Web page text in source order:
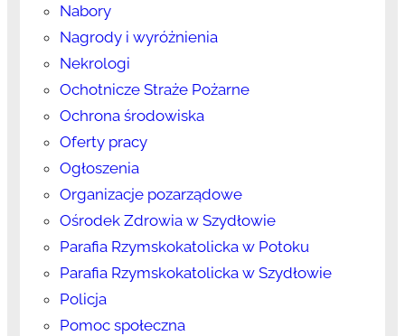
Nabory
Nagrody i wyróżnienia
Nekrologi
Ochotnicze Straże Pożarne
Ochrona środowiska
Oferty pracy
Ogłoszenia
Organizacje pozarządowe
Ośrodek Zdrowia w Szydłowie
Parafia Rzymskokatolicka w Potoku
Parafia Rzymskokatolicka w Szydłowie
Policja
Pomoc społeczna